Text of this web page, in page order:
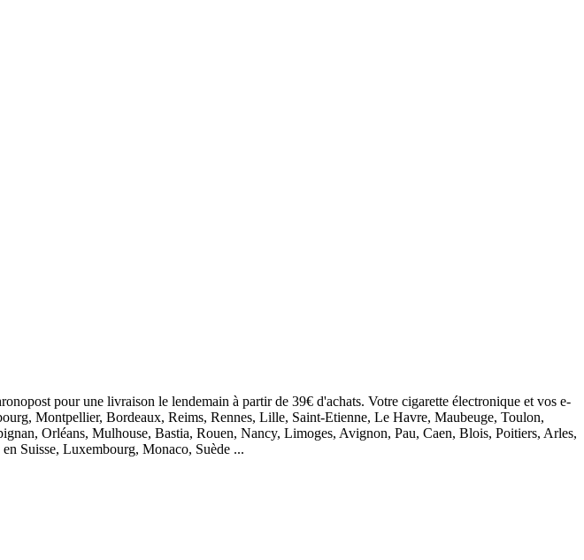
pour une livraison le lendemain à partir de 39€ d'achats. Votre cigarette électronique et vos e-
Montpellier, Bordeaux, Reims, Rennes, Lille, Saint-Etienne, Le Havre, Maubeuge, Toulon,
Orléans, Mulhouse, Bastia, Rouen, Nancy, Limoges, Avignon, Pau, Caen, Blois, Poitiers, Arles,
Suisse, Luxembourg, Monaco, Suède ...